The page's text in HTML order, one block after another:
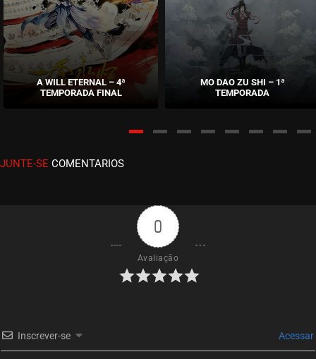
ASSISTIDO
abril 19, 2023
EPISÓDIO 254
abril 11, 2023
ASSISTIDO
EPISÓDIO 252
março 30, 2023
EPISÓDIO 251
EPISÓDIO 250
A WILL ETERNAL – 4ª
TEMPORADA FINAL
MO DAO ZU SHI – 1ª
TEMPORADA
JUNTE-SE COMENTARIOS
0
Avaliação
Inscrever-se Acessar